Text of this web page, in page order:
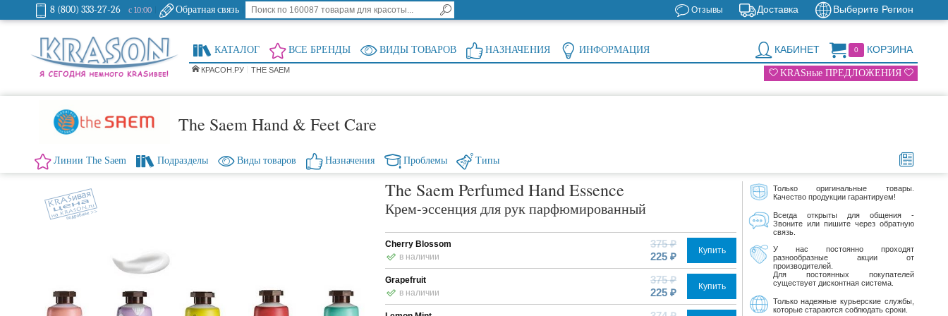
8 (800) 333-27-26 с 10:00 Обратная связь Выберите Регион
Доставка
Отзывы
0 КОРЗИНА
КАБИНЕТ
КАТАЛОГ ВСЕ БРЕНДЫ ВИДЫ ТОВАРОВ НАЗНАЧЕНИЯ ИНФОРМАЦИЯ
КРАСОН.РУ THE SAEM KRASные ПРЕДЛОЖЕНИЯ
The Saem Hand & Feet Care
Линии The Saem Подразделы Виды товаров Назначения Проблемы Типы
The Saem Perfumed Hand Essence
Крем-эссенция для рук парфюмированный
Cherry Blossom
в наличии
375 ₽
225 ₽
Купить
Grapefruit
в наличии
375 ₽
225 ₽
Купить
Только оригинальные товары.
Качество продукции гарантируем!
Всегда открыты для общения -
Звоните или пишите через обратную
связь.
У нас постоянно проходят
разнообразные акции от
производителей.
Для постоянных покупателей
существует дисконтная система.
Только надежные курьерские службы,
которые стараются соблюдать сроки.